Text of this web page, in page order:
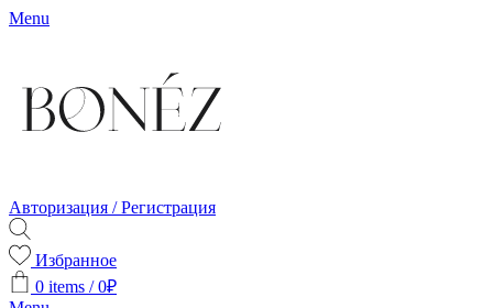
Menu
Авторизация / Регистрация
Избранное
0 items / 0₽